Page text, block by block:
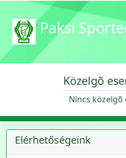
Paksi
Közelgõ
Nincs közelgõ
Elérhetőségeink